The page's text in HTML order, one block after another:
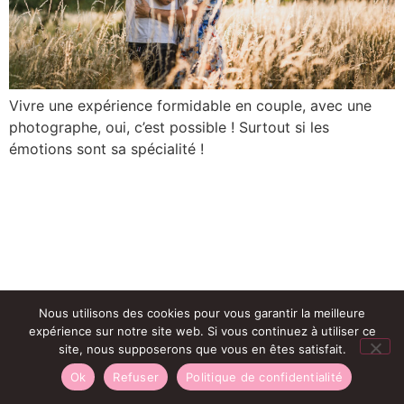
Vivre une expérience formidable en couple, avec une
photographe, oui, c’est possible ! Surtout si les
émotions sont sa spécialité !
Nous utilisons des cookies pour vous garantir la meilleure
expérience sur notre site web. Si vous continuez à utiliser ce
site, nous supposerons que vous en êtes satisfait.
Ok
Refuser Politique de confidentialité